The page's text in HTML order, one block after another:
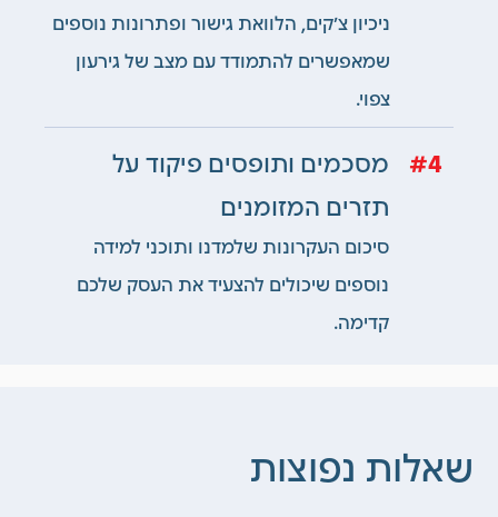
ניכיון צ׳קים, הלוואת גישור ופתרונות נוספים
שמאפשרים להתמודד עם מצב של גירעון
צפוי.
4
מסכמים ותופסים פיקוד על
תזרים המזומנים
סיכום העקרונות שלמדנו ותוכני למידה
נוספים שיכולים להצעיד את העסק שלכם
קדימה.
שאלות נפוצות